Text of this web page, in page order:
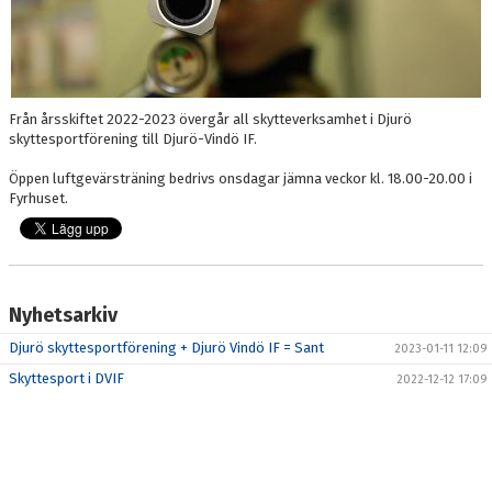
Från årsskiftet 2022-2023 övergår all skytteverksamhet i Djurö
skyttesportförening till Djurö-Vindö IF.
Öppen luftgevärsträning bedrivs onsdagar jämna veckor kl. 18.00-20.00 i
Fyrhuset.
Nyhetsarkiv
Djurö skyttesportförening + Djurö Vindö IF = Sant 2023-01-11 12:09
Skyttesport i DVIF 2022-12-12 17:09